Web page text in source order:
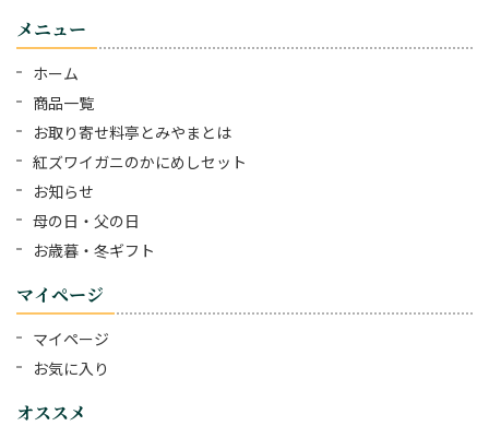
メニュー
ホーム
商品一覧
お取り寄せ料亭とみやまとは
紅ズワイガニのかにめしセット
お知らせ
母の日・父の日
お歳暮・冬ギフト
マイページ
マイページ
お気に入り
オススメ